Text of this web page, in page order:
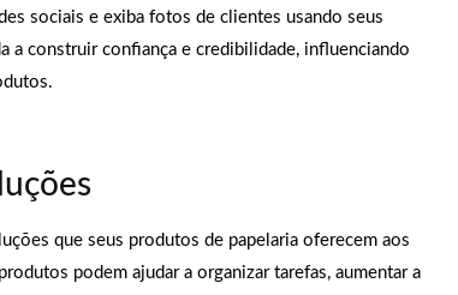
sociais e exiba fotos de clientes usando seus
a construir confiança e credibilidade, influenciando
que seus produtos de papelaria oferecem aos
podem ajudar a organizar tarefas, aumentar a